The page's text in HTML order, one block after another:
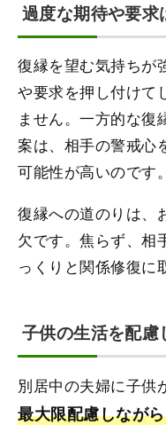
過度な期待や要求
復縁を望む気持ちが
や要求を押し付けて
ません。一方的な復
案は、相手の警戒心
可能性が高いのです。
復縁への道のりは、
欠です。焦らず、相
っくりと関係修復に
子供の生活を配慮
別居中の夫婦に子供
最大限配慮しなが